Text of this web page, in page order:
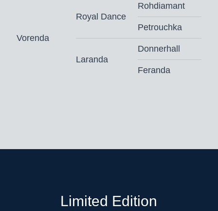
Vorenda
Royal Dance
Rohdiamant
Petrouchka
Laranda
Donnerhall
Feranda
Limited Edition